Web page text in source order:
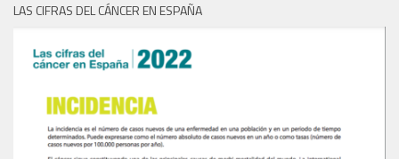
LAS CIFRAS DEL CÁNCER EN ESPAÑA